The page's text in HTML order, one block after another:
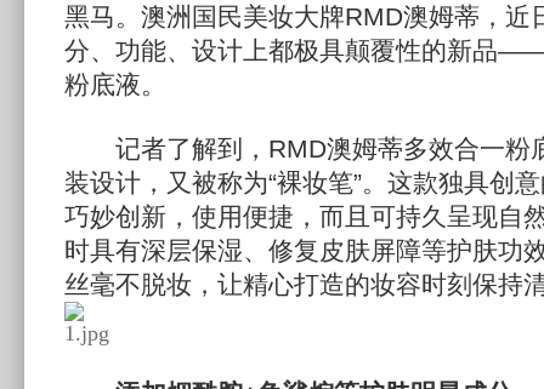
黑马。澳洲国民美妆大牌RMD澳姆蒂，近
分、功能、设计上都极具颠覆性的新品
粉底液。
记者了解到，RMD澳姆蒂多效合一粉
装设计，又被称为“裸妆笔”。这款独具创
巧妙创新，使用便捷，而且可持久呈现自
时具有深层保湿、修复皮肤屏障等护肤功
丝毫不脱妆，让精心打造的妆容时刻保持